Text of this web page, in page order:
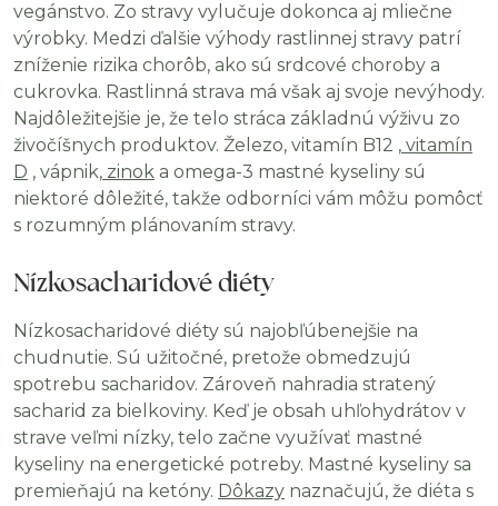
vegánstvo. Zo stravy vylučuje dokonca aj mliečne
výrobky. Medzi ďalšie výhody rastlinnej stravy patrí
zníženie rizika chorôb, ako sú srdcové choroby a
cukrovka. Rastlinná strava má však aj svoje nevýhody.
Najdôležitejšie je, že telo stráca základnú výživu zo
živočíšnych produktov. Železo, vitamín B12 , vitamín
D , vápnik, zinok a omega-3 mastné kyseliny sú
niektoré dôležité, takže odborníci vám môžu pomôcť
s rozumným plánovaním stravy.
Nízkosacharidové diéty
Nízkosacharidové diéty sú najobľúbenejšie na
chudnutie. Sú užitočné, pretože obmedzujú
spotrebu sacharidov. Zároveň nahradia stratený
sacharid za bielkoviny. Keď je obsah uhľohydrátov v
strave veľmi nízky, telo začne využívať mastné
kyseliny na energetické potreby. Mastné kyseliny sa
premieňajú na ketóny. Dôkazy naznačujú, že diéta s